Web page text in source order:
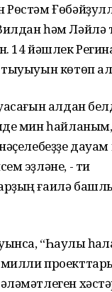
Рөстәм
һәм Ләйлә
14 йәшлек
тыуыуын көтөп
алдан
мин
эҙләне, - ти
ғаилә
“Һаулыҡ
милли